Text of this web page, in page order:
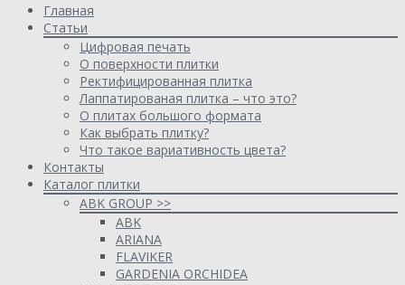
Главная
Статьи
Цифровая печать
О поверхности плитки
Ректифицированная плитка
Лаппатированая плитка – что это?
О плитах большого формата
Как выбрать плитку?
Что такое вариативность цвета?
Контакты
Каталог плитки
ABK GROUP >>
ABK
ARIANA
FLAVIKER
GARDENIA ORCHIDEA